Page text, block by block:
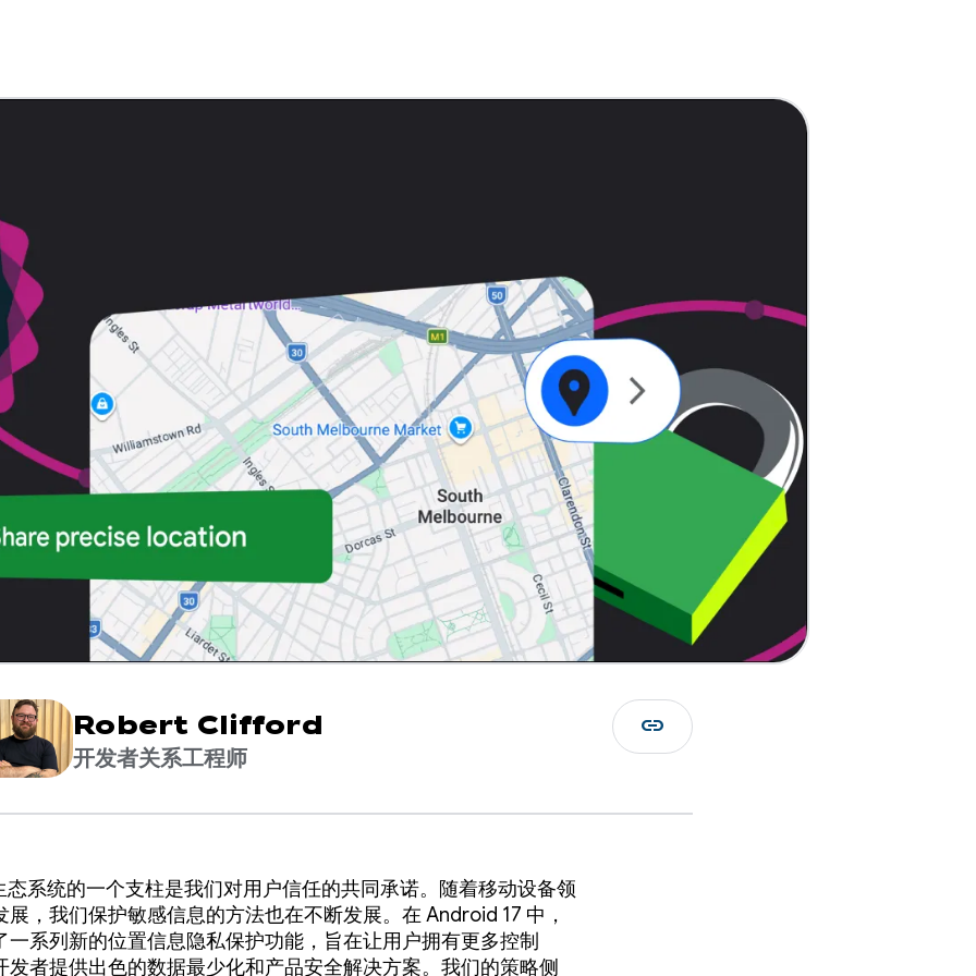
Robert Clifford
开发者关系工程师
link
系统的一个支柱是我们对用户信任的共同承诺。随着移动设备领
展，我们保护敏感信息的方法也在不断发展。在 Android 17 中，
一系列新的位置信息隐私保护功能，旨在让用户拥有更多控制
发者提供出色的数据最少化和产品安全解决方案。我们的策略侧